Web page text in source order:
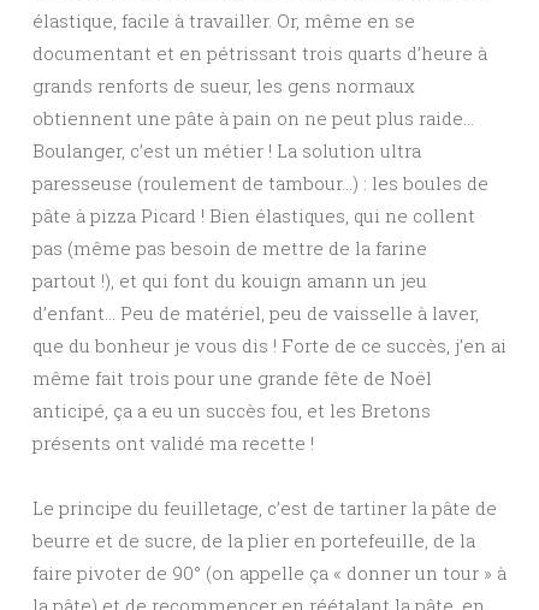
élastique, facile à travailler. Or, même en se
documentant et en pétrissant trois quarts d’heure à
grands renforts de sueur, les gens normaux
obtiennent une pâte à pain on ne peut plus raide…
Boulanger, c’est un métier ! La solution ultra
paresseuse (roulement de tambour…) : les boules de
pâte à pizza Picard ! Bien élastiques, qui ne collent
pas (même pas besoin de mettre de la farine
partout !), et qui font du kouign amann un jeu
d’enfant… Peu de matériel, peu de vaisselle à laver,
que du bonheur je vous dis ! Forte de ce succès, j’en ai
même fait trois pour une grande fête de Noël
anticipé, ça a eu un succès fou, et les Bretons
présents ont validé ma recette !
Le principe du feuilletage, c’est de tartiner la pâte de
beurre et de sucre, de la plier en portefeuille, de la
faire pivoter de 90° (on appelle ça « donner un tour » à
la pâte) et de recommencer en réétalant la pâte, en